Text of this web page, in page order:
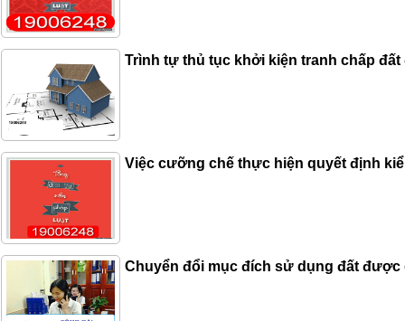
Trình tự thủ tục khởi kiện tranh chấp đất
Việc cưỡng chế thực hiện quyết định
Chuyển đổi mục đích sử dụng đất